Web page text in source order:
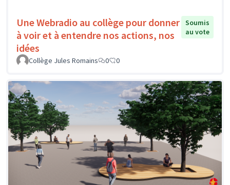
Une Webradio au collège pour donner
à voir et à entendre nos actions, nos
idées
Soumis
au vote
Collège Jules Romains 0 0